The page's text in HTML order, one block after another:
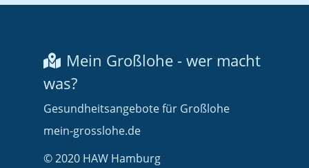
Mein Großlohe - wer macht
was?
Gesundheitsangebote für Großlohe
mein-grosslohe.de
© 2020 HAW Hamburg